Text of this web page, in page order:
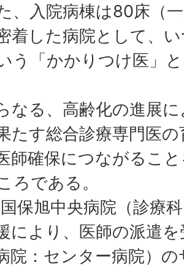
、入院病棟は80床（
着した病院として、
う「かかりつけ医」
なる、高齢化の進展
たす総合診療専門医
師確保につながるこ
ろである。
保旭中央病院（診療
により、医師の派遣
院：センター病院）